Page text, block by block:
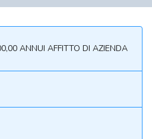
ANNUI AFFITTO DI AZIENDA